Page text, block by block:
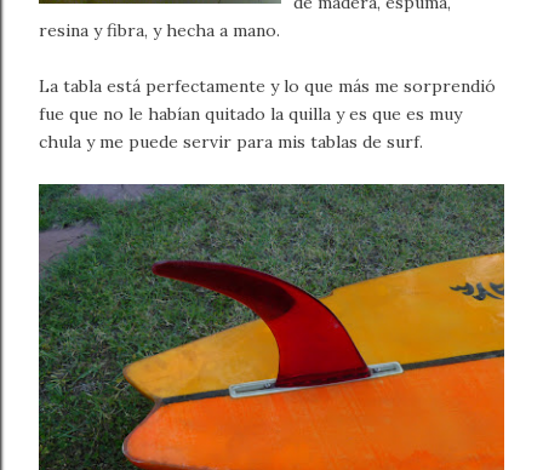
resina y fibra, y hecha a mano.
La tabla está perfectamente y lo que más me sorprendió
fue que no le habían quitado la quilla y es que es muy
chula y me puede servir para mis tablas de surf.